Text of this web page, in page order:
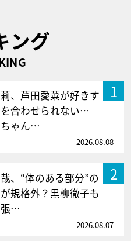
ング
1
、芦田愛菜が好きす
合わせられない…
ちゃん…
2026.08.08
2
、“体のある部分”の
規格外？黒柳徹子も
張…
2026.08.07